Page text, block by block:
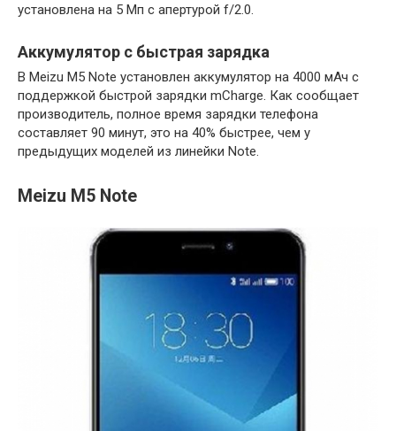
установлена на 5 Мп с апертурой f/2.0.
Аккумулятор с быстрая зарядка
В Meizu M5 Note установлен аккумулятор на 4000 мАч с
поддержкой быстрой зарядки mCharge. Как сообщает
производитель, полное время зарядки телефона
составляет 90 минут, это на 40% быстрее, чем у
предыдущих моделей из линейки Note.
Meizu M5 Note